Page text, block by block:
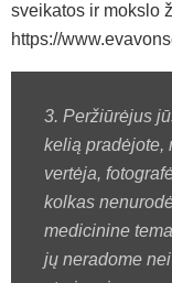
sveikatos ir mokslo
https://
3. Peržiūrėjus
kelią pradėjote,
vertėja,
kolkas
medicinine
jų neradome